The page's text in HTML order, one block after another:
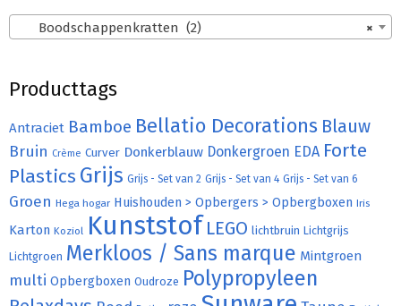
×
Boodschappenkratten (2)
Producttags
Antraciet Bamboe Bellatio Decorations Blauw
Bruin Crème Curver Donkerblauw Donkergroen EDA Forte
Plastics Grijs Grijs - Set van 2 Grijs - Set van 4 Grijs - Set van 6
Groen Hega hogar Huishouden > Opbergers > Opbergboxen Iris
Karton Koziol Kunststof LEGO lichtbruin Lichtgrijs
Lichtgroen Merkloos / Sans marque Mintgroen
multi Opbergboxen Oudroze Polypropyleen